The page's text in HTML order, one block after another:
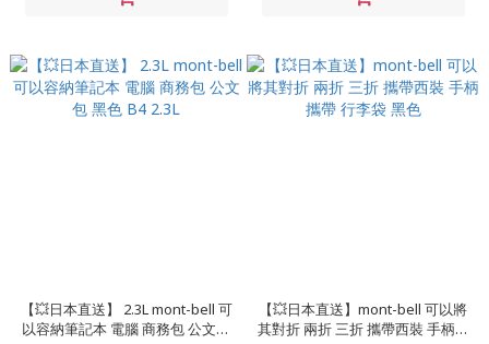
【💥日本直送】 2.3L mont-bell 可
以容納筆記本 電腦 商務包 公文包
【💥日本直送】mont-bell 可以將
其對折 兩折 三折 攜帶西裝 手柄攜